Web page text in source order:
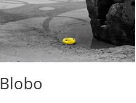
Blobo